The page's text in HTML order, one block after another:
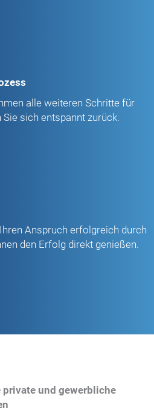
alle weiteren Schritte für
Sie sich entspannt zurück.
Anspruch erfolgreich durch
den Erfolg direkt genießen.
und gewerbliche